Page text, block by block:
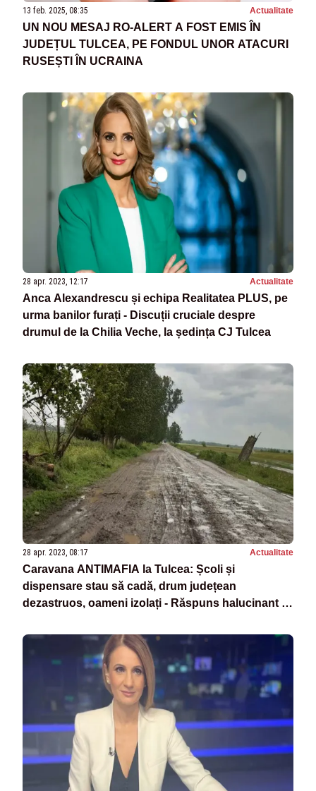
13 feb. 2025, 08:35 Actualitate
UN NOU MESAJ RO-ALERT A FOST EMIS ÎN
JUDEȚUL TULCEA, PE FONDUL UNOR ATACURI
RUSEȘTI ÎN UCRAINA
28 apr. 2023, 12:17 Actualitate
Anca Alexandrescu și echipa Realitatea PLUS, pe
urma banilor furați - Discuții cruciale despre
drumul de la Chilia Veche, la ședința CJ Tulcea
28 apr. 2023, 08:17 Actualitate
Caravana ANTIMAFIA la Tulcea: Școli și
dispensare stau să cadă, drum județean
dezastruos, oameni izolați - Răspuns halucinant al